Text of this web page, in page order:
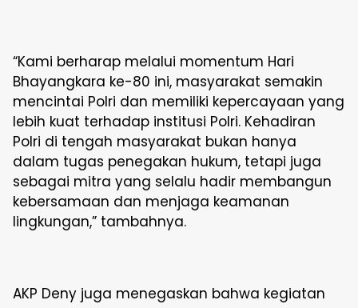
“Kami berharap melalui momentum Hari
Bhayangkara ke-80 ini, masyarakat semakin
mencintai Polri dan memiliki kepercayaan yang
lebih kuat terhadap institusi Polri. Kehadiran
Polri di tengah masyarakat bukan hanya
dalam tugas penegakan hukum, tetapi juga
sebagai mitra yang selalu hadir membangun
kebersamaan dan menjaga keamanan
lingkungan,” tambahnya.
AKP Deny juga menegaskan bahwa kegiatan